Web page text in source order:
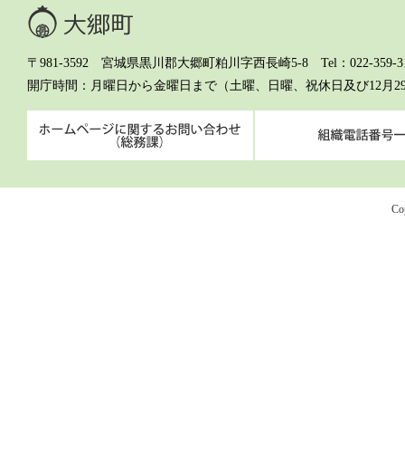
〒981-3592 宮城県黒川郡大郷町粕川字西長崎5-8 Tel：022-359-
開庁時間
月曜日から金曜日まで（土曜、日曜、祝休日及び12月